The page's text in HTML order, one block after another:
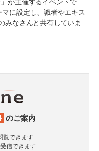
に設定し、識者やエキス
みなさんと共有していま
のご案内
覧できます
信できます